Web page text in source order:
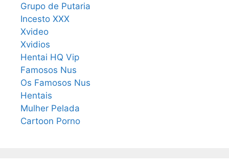
Grupo de Putaria
Incesto XXX
Xvideo
Xvidios
Hentai HQ Vip
Famosos Nus
Os Famosos Nus
Hentais
Mulher Pelada
Cartoon Porno